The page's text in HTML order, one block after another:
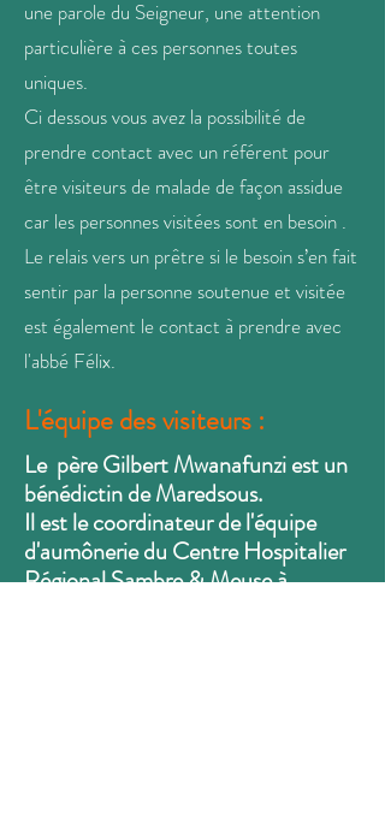
une parole du Seigneur, une attention
particulièreà ces personnes toutes
uniques.
Ci dessous vous avez la possibilité de
prendre contact avec un référent pour
être visiteurs de malade de façon assidue
car les personnes visitées sont en besoin .
Le relais vers un prêtre si le besoin s’en fait
sentir par la personne soutenue et visitée
est également le contact à prendre avec
l'abbé Félix.
L'équipe des visiteurs :
Le père Gilbert Mwanafunzi est un
bénédictin de Maredsous.
Il est le coordinateur de l'équipe
d'aumônerie du Centre Hospitalier
Régional Sambre & Meuse à